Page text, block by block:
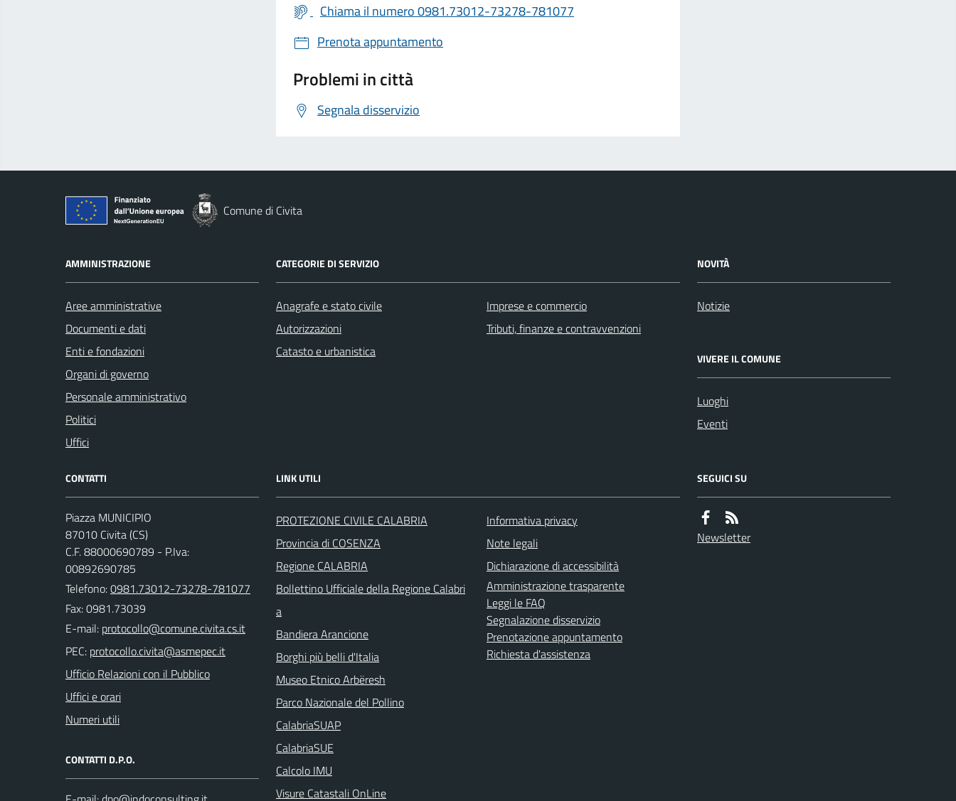
Chiama il numero 0981.73012-73278-781077
Prenota appuntamento
Problemi in città
Segnala disservizio
Comune di Civita
AMMINISTRAZIONE
Aree amministrative
Documenti e dati
Enti e fondazioni
Organi di governo
Personale amministrativo
Politici
Uffici
CATEGORIE DI SERVIZIO
Anagrafe e stato civile
Autorizzazioni
Catasto e urbanistica
Imprese e commercio
Tributi, finanze e contravvenzioni
NOVITÀ
Notizie
VIVERE IL COMUNE
Luoghi
Eventi
CONTATTI
Piazza MUNICIPIO
87010 Civita (CS)
C.F. 88000690789 - P.Iva:
00892690785
Telefono:0981.73012-73278-781077
Fax: 0981.73039
E-mail:
PEC:
Ufficio Relazioni con il Pubblico
Uffici e orari
Numeri utili
CONTATTI D.P.O.
LINK UTILI
PROTEZIONE CIVILE CALABRIA
Provincia di COSENZA
Regione CALABRIA
Bollettino Ufficiale della Regione Calabri
a
Bandiera Arancione
Borghi più belli d'Italia
Museo Etnico Arbëresh
Parco Nazionale del Pollino
CalabriaSUAP
CalabriaSUE
Calcolo IMU
Visure Catastali OnLine
Informativa privacy
Note legali
Dichiarazione di accessibilità
Amministrazione trasparente
Leggi le FAQ
Segnalazione disservizio
Prenotazione appuntamento
Richiesta d'assistenza
SEGUICI SU
Newsletter